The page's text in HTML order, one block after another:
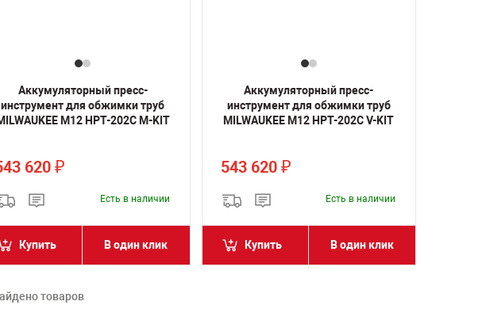
Аккумуляторный пресс-
инструмент для обжимки труб
M12 HPT-202C M-KIT
620 ₽
Есть в наличии
Купить В один клик
Аккумуляторный пресс-
инструмент для обжимки труб
MILWAUKEE M12 HPT-202C V-KIT
543 620 ₽
Есть в наличии
Купить В один клик
товаров